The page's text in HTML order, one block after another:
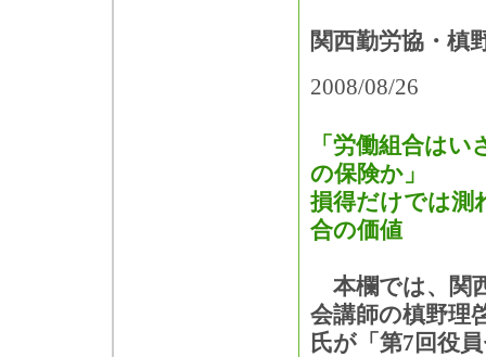
関西勤労協・
2008/08/26
「労働組合は
の保険か」
損得だけでは測
合の価値
本欄では、関
会講師の槙野理
氏が「第7回役